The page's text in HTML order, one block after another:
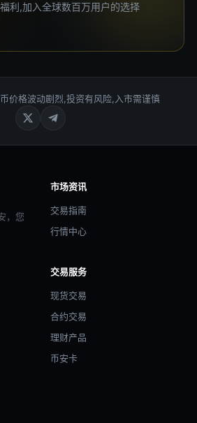
利,加入全球数百万用户的选择
价格波动剧烈,投资有风险,入市需谨慎
，您
市场资讯
交易指南
行情中心
交易服务
现货交易
合约交易
理财产品
币安卡